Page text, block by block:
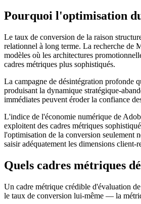
Pourquoi l'optimisation
Le taux de conversion de la raison
relationnel à long terme. La recherche de
modèles où les architectures
cadres métriques plus sophistiqués.
La campagne de désintégration profonde
produisant la dynamique stratégique-
immédiates peuvent éroder la confiance
L'indice de l'économie numérique de
exploitent des cadres métriques
l'optimisation de la conversion seulement
saisir adéquatement les dimensions
Quels cadres métriques
Un cadre métrique crédible d'évaluation
le taux de conversion lui-même — la